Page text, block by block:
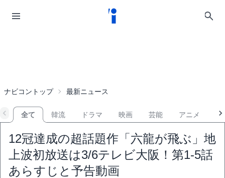
ナビコントップ 最新ニュース
全て 韓流 ドラマ 映画 芸能 アニメ
12冠達成の超話題作「六龍が飛ぶ」地
上波初放送は3/6テレビ大阪！第1-5話
あらすじと予告動画